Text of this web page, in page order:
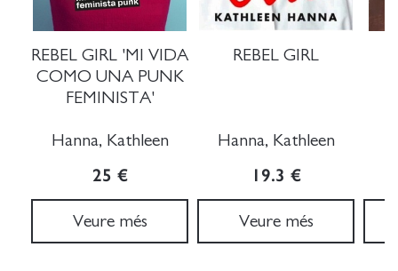
REBEL GIRL 'MI VIDA
COMO UNA PUNK
FEMINISTA'
Hanna, Kathleen
25 €
Veure més
REBEL GIRL
Hanna, Kathleen
19.3 €
Veure més